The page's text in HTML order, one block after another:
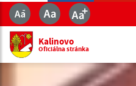
Kalinovo
Oficiálna stránka